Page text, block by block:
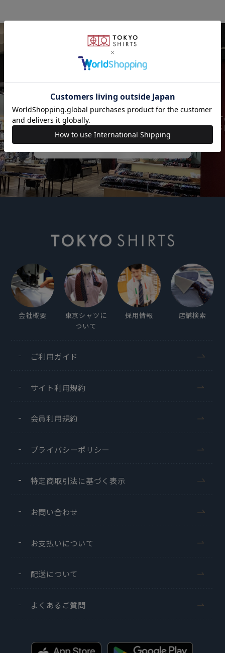
SHOP LIST
店舗検索
検索する
会社概要
東京シャツに
ついて
採用情報 店舗検索
ご利用ガイド
サイト利用規約
会員利用規約
プライバシーポリシー
特定商取引法に基づく表示
お問い合わせ
お支払いについて
配送について
よくあるご質問